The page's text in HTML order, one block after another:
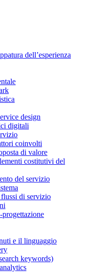
dell’esperienza
design
digitali
coinvolti
di valore
costitutivi del
del servizio
flussi di servizio
e il linguaggio
keywords)